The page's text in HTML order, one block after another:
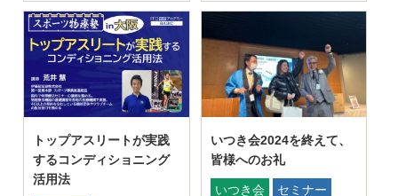
トップアスリートが実践
するコンディショニング
活用法
いつき会2024を終えて、
皆様へのお礼
いつき会
セミナー